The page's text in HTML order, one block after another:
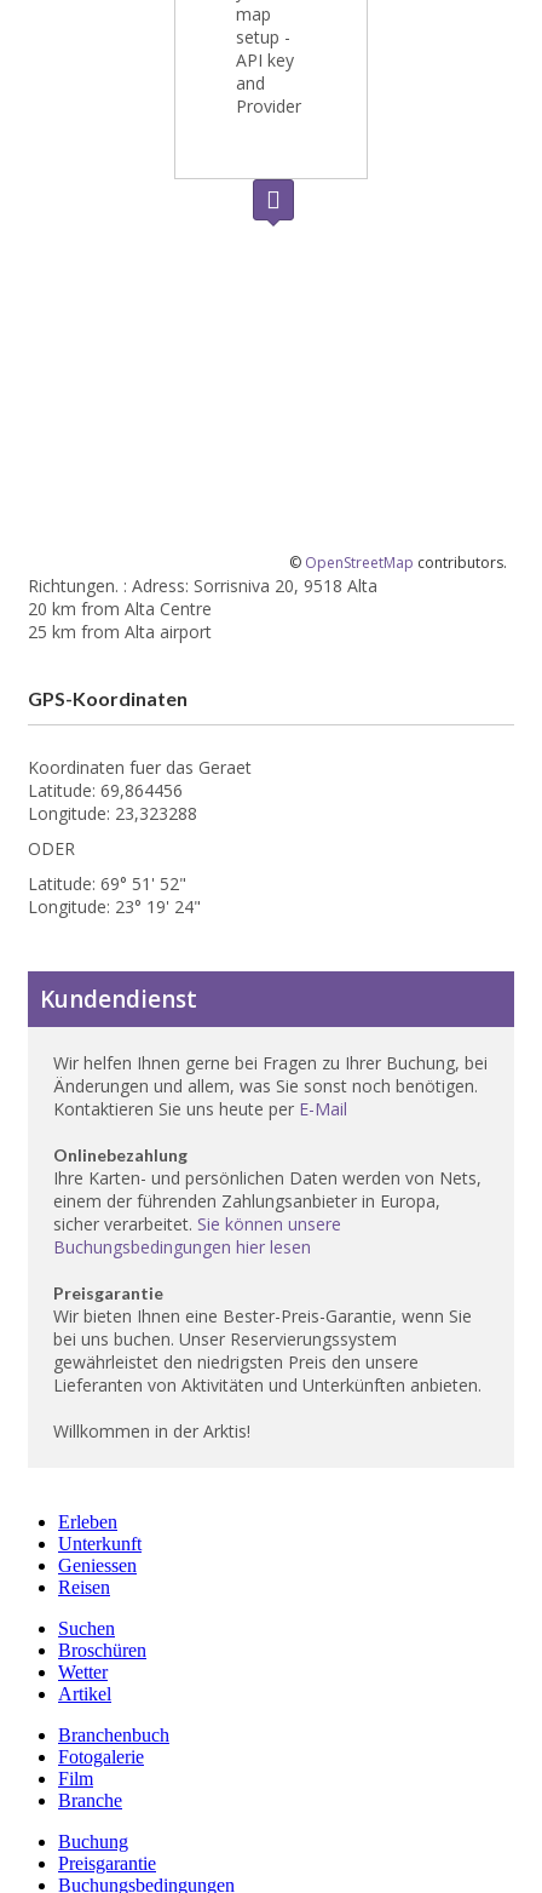
map
setup -
API key
and
Provider
© OpenStreetMap contributors.
Richtungen. : Adress: Sorrisniva 20, 9518 Alta
20 km from Alta Centre
25 km from Alta airport
GPS-Koordinaten
Koordinaten fuer das Geraet
Latitude: 69,864456
Longitude: 23,323288
ODER
Latitude: 69° 51' 52"
Longitude: 23° 19' 24"
Kundendienst
Wir helfen Ihnen gerne bei Fragen zu Ihrer Buchung, bei
Änderungen und allem, was Sie sonst noch benötigen.
Kontaktieren Sie uns heute per E-Mail
Onlinebezahlung
Ihre Karten- und persönlichen Daten werden von Nets,
einem der führenden Zahlungsanbieter in Europa,
sicher verarbeitet. Sie können unsere
Buchungsbedingungen hier lesen
Preisgarantie
Wir bieten Ihnen eine Bester-Preis-Garantie, wenn Sie
bei uns buchen. Unser Reservierungssystem
gewährleistet den niedrigsten Preis den unsere
Lieferanten von Aktivitäten und Unterkünften anbieten.
Willkommen in der Arktis!
Erleben
Unterkunft
Geniessen
Reisen
Suchen
Broschüren
Wetter
Artikel
Branchenbuch
Fotogalerie
Film
Branche
Buchung
Preisgarantie
Buchungsbedingungen